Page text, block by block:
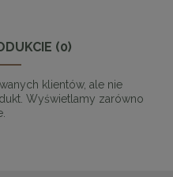
(0)
klientów, ale nie
Wyświetlamy zarówno